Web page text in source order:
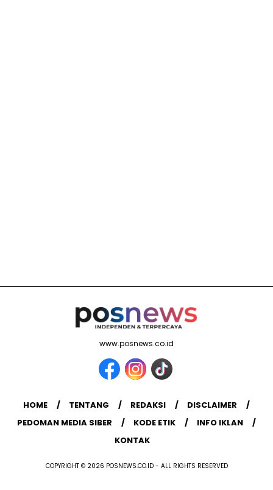
www.posnews.co.id
HOME TENTANG REDAKSI
DISCLAIMER
PEDOMAN MEDIA SIBER
KODE ETIK
INFO IKLAN
KONTAK
COPYRIGHT © 2026 POSNEWS.CO.ID - ALL RIGHTS RESERVED